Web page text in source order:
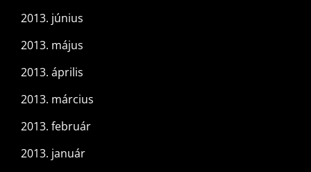
2013. június
2013. május
2013. április
2013. március
2013. február
2013. január